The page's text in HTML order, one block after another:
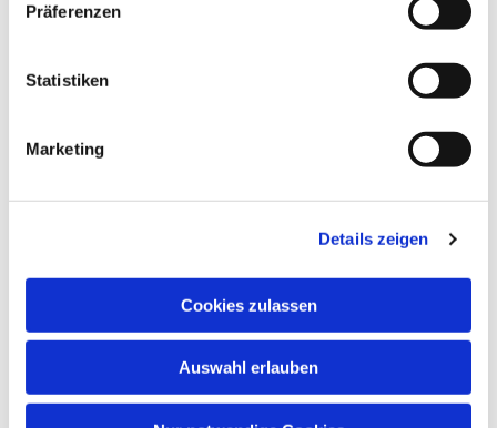
Präferenzen
Statistiken
Marketing
Details zeigen
Cookies zulassen
Auswahl erlauben